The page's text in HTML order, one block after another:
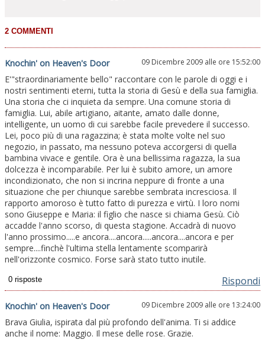
Knochin' on Heaven's Door 09 Dicembre 2009 alle ore 15:52:00
E'"straordinariamente bello" raccontare con le parole di oggi e i
nostri sentimenti eterni, tutta la storia di Gesù e della sua famiglia.
Una storia che ci inquieta da sempre. Una comune storia di
famiglia. Lui, abile artigiano, aitante, amato dalle donne,
intelligente, un uomo di cui sarebbe facile prevedere il successo.
Lei, poco più di una ragazzina; è stata molte volte nel suo
negozio, in passato, ma nessuno poteva accorgersi di quella
bambina vivace e gentile. Ora è una bellissima ragazza, la sua
dolcezza è incomparabile. Per lui è subito amore, un amore
incondizionato, che non si incrina neppure di fronte a una
situazione che per chiunque sarebbe sembrata incresciosa. Il
rapporto amoroso è tutto fatto di purezza e virtù. I loro nomi
sono Giuseppe e Maria: il figlio che nasce si chiama Gesù. Ciò
accadde l'anno scorso, di questa stagione. Accadrà di nuovo
l'anno prossimo.....e ancora....ancora.....ancora....ancora e per
sempre....finchè l'ultima stella lentamente scomparirà
nell'orizzonte cosmico. Forse sarà stato tutto inutile.
Rispondi
Knochin' on Heaven's Door 09 Dicembre 2009 alle ore 13:24:00
Brava Giulia, ispirata dal più profondo dell'anima. Ti si addice
anche il nome: Maggio. Il mese delle rose. Grazie.